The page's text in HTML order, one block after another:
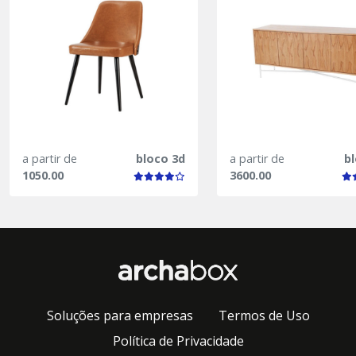
a partir de
1050.00
bloco 3d
a partir de
3600.00
Soluções para empresas
Termos de Uso
Política de Privacidade